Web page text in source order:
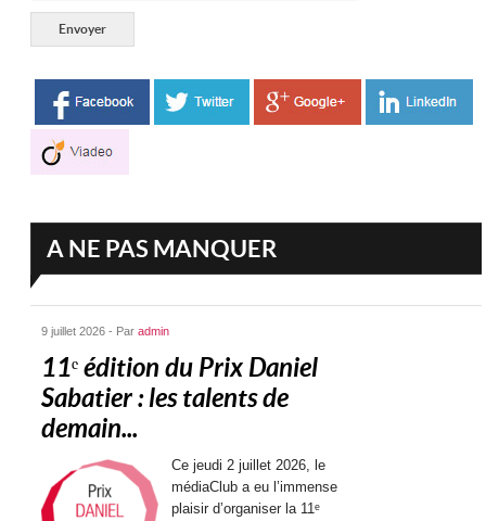
A NE PAS MANQUER
9 juillet 2026 - Paradmin
11ᵉ édition du Prix Daniel
Sabatier : les talents de
demain...
Ce jeudi 2 juillet 2026, le
médiaClub a eu l’immense
plaisir d’organiser la 11ᵉ